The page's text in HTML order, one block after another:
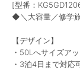
[型番：
◆＼大容量／修学
【デザイン】
・50Lへサイズア
・3泊4日まで対